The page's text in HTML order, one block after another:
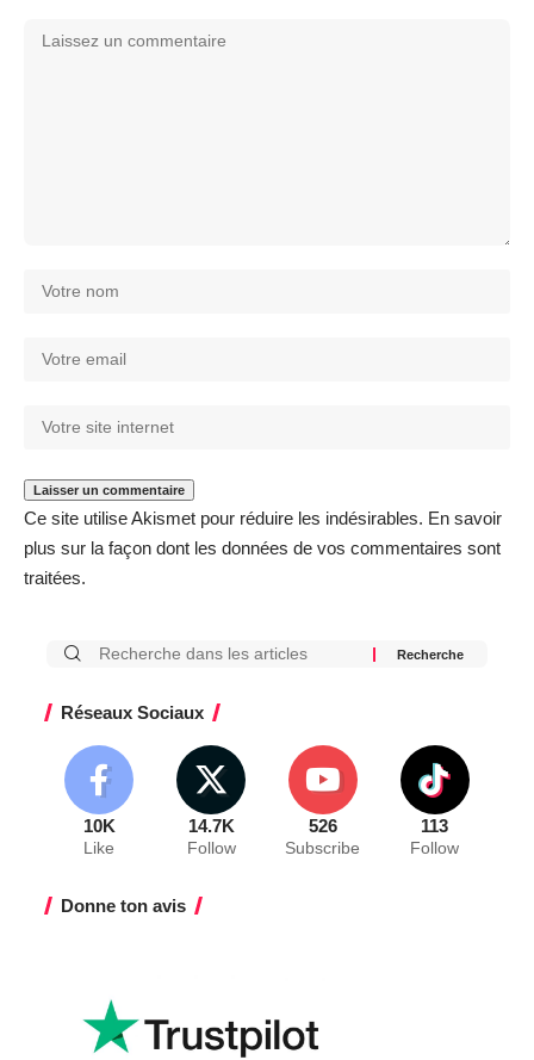
Ce site utilise Akismet pour réduire les indésirables. En savoir
plus sur la façon dont les données de vos commentaires sont
traitées.
Réseaux Sociaux
10K
Like
14.7K
Follow
526
Subscribe
113
Follow
Donne ton avis